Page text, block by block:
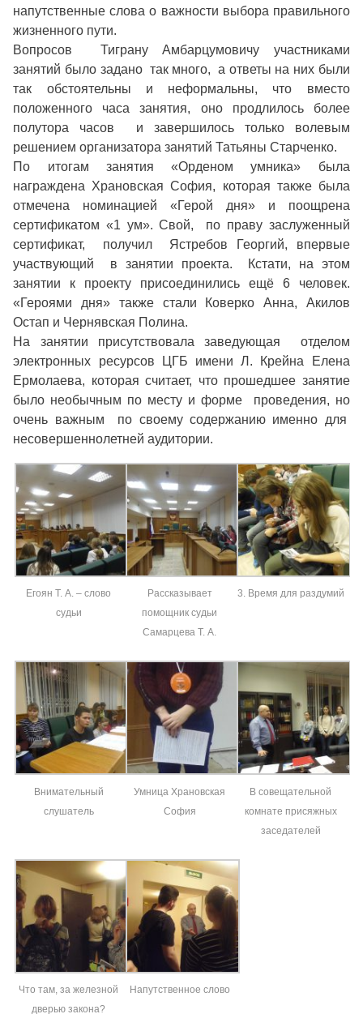
напутственные слова о важности выбора правильного
жизненного пути.
Вопросов Тиграну Амбарцумовичу участниками
занятий было задано так много, а ответы на них были
так обстоятельны и неформальны, что вместо
положенного часа занятия, оно продлилось более
полутора часов и завершилось только волевым
решением организатора занятий Татьяны Старченко.
По итогам занятия «Орденом умника» была
награждена Храновская София, которая также была
отмечена номинацией «Герой дня» и поощрена
сертификатом «1 ум». Свой, по праву заслуженный
сертификат, получил Ястребов Георгий, впервые
участвующий в занятии проекта. Кстати, на этом
занятии к проекту присоединились ещё 6 человек.
«Героями дня» также стали Коверко Анна, Акилов
Остап и Чернявская Полина.
На занятии присутствовала заведующая отделом
электронных ресурсов ЦГБ имени Л. Крейна Елена
Ермолаева, которая считает, что прошедшее занятие
было необычным по месту и форме проведения, но
очень важным по своему содержанию именно для
несовершеннолетней аудитории.
Егоян Т. А. – слово
судьи
Рассказывает
помощник судьи
Самарцева Т. А.
3. Время для раздумий
Внимательный
слушатель
Умница Храновская
София
В совещательной
комнате присяжных
заседателей
Что там, за железной
дверью закона?
Напутственное слово